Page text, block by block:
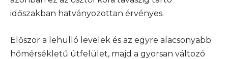
időszakban hatványozottan érvényes.
Először a lehulló levelek és az egyre alacsonyabb
hőmérsékletű útfelület, majd a gyorsan változó